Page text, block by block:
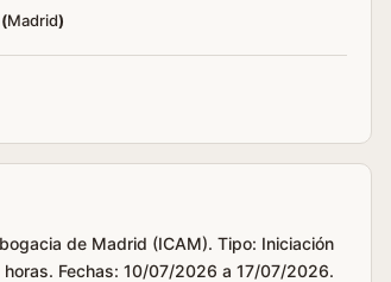
(Madrid)
de Madrid (ICAM). Tipo: Iniciación
Fechas: 10/07/2026 a 17/07/2026.